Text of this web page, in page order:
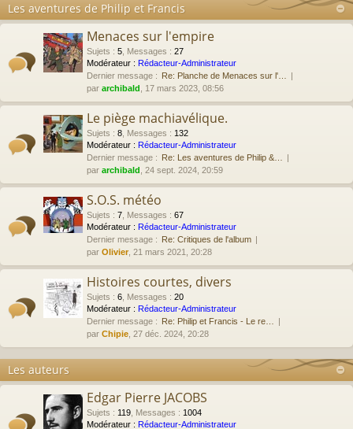
Les aventures de Philip et Francis
Menaces sur l'empire
Sujets : 5 Messages : 27
Modérateur : Rédacteur-Administrateur
Dernier message : Re: Planche de Menaces sur l'…
par archibald , 17 mars 2023, 08:56
Le piège machiavélique.
Sujets : 8 Messages : 132
Modérateur : Rédacteur-Administrateur
Dernier message : Re: Les aventures de Philip &…
par archibald , 24 sept. 2024, 20:59
S.O.S. météo
Sujets : 7 Messages : 67
Modérateur : Rédacteur-Administrateur
Dernier message : Re: Critiques de l'album
par Olivier , 21 mars 2021, 20:28
Histoires courtes, divers
Sujets : 6 Messages : 20
Modérateur : Rédacteur-Administrateur
Dernier message : Re: Philip et Francis - Le re…
par Chipie , 27 déc. 2024, 20:28
Les auteurs
Edgar Pierre JACOBS
Sujets : 119 Messages : 1004
Modérateur : Rédacteur-Administrateur